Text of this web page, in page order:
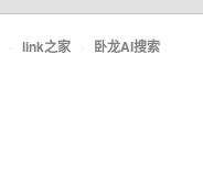
· link之家 · 卧龙AI搜索